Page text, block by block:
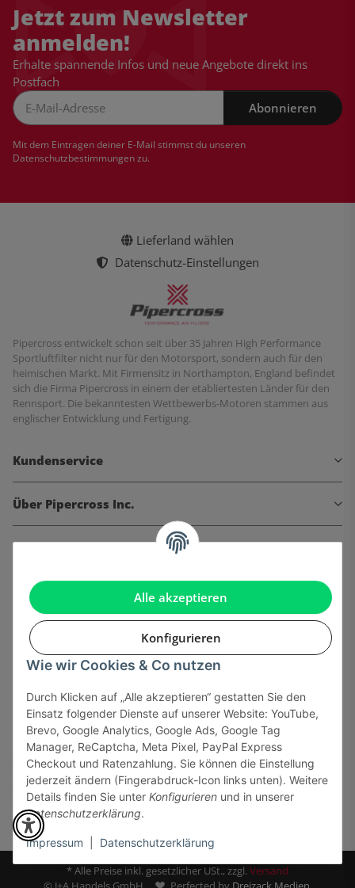
Alle akzeptieren
Konfigurieren
Wie wir Cookies & Co nutzen
Durch Klicken auf „Alle akzeptieren“ gestatten Sie den
Einsatz folgender Dienste auf unserer Website: YouTube,
Brevo, Google Analytics, Google Ads, Google Tag
Manager, ReCaptcha, Meta Pixel, PayPal Express
Checkout und Ratenzahlung. Sie können die Einstellung
jederzeit ändern (Fingerabdruck-Icon links unten). Weitere
Details finden Sie unter Konfigurieren und in unserer
Datenschutzerklärung.
Impressum Datenschutzerklärung
Jetzt zum Newsletter
anmelden!
Erhalte spannende Infos und neue Angebote direkt ins
Postfach
Abonnieren
Mit dem Eintragen deiner E-Mail stimmst du unseren
Datenschutzbestimmungenzu.
Lieferland wählen
Datenschutz-Einstellungen
Pipercross entwickelt schon seit über 35 Jahren High Performance
Sportluftfilter nicht nur für den Motorsport, sondern auch für den
heimischen Markt. Mit Firmensitz in Northampton, England befindet
sich die Firma Pipercross in einem der etabliertesten Länder für den
Rennsport. Die bekanntesten Wettbewerbs-Motoren stammen aus
englischer Entwicklung und Fertigung.
Kundenservice
Über Pipercross Inc.
Informationen
Gesetzliche Informationen
Sicher bezahlen via:
* Alle Preise inkl. gesetzlicher USt., zzgl.Versand